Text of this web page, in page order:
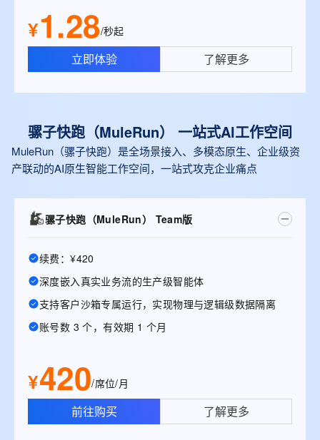
¥1.28/秒起
立即体验 了解更多
骡子快跑（MuleRun） 一站式Al工作空间
MuleRun（骡子快跑）是全场景接入、多模态原生、企业级资
产联动的AI原生智能工作空间，一站式攻克企业痛点
骡子快跑（MuleRun） Team版
续费：¥420
深度嵌入真实业务流的生产级智能体
支持客户沙箱专属运行，实现物理与逻辑级数据隔离
账号数 3 个，有效期 1 个月
¥420/席位/月
前往购买 了解更多